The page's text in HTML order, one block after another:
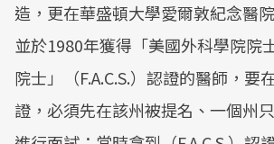
造，更在華盛頓大學愛爾敦紀念醫
並於1980年獲得「美國外科學院院
院士」（F.A.C.S.）認證的醫師，要
證，必須先在該州被提名、一個州